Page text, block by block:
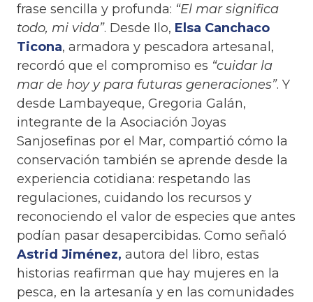
frase sencilla y profunda: “El mar significa
todo, mi vida”. Desde Ilo, Elsa Canchaco
Ticona, armadora y pescadora artesanal,
recordó que el compromiso es “cuidar la
mar de hoy y para futuras generaciones”. Y
desde Lambayeque, Gregoria Galán,
integrante de la Asociación Joyas
Sanjosefinas por el Mar, compartió cómo la
conservación también se aprende desde la
experiencia cotidiana: respetando las
regulaciones, cuidando los recursos y
reconociendo el valor de especies que antes
podían pasar desapercibidas. Como señaló
Astrid Jiménez, autora del libro, estas
historias reafirman que hay mujeres en la
pesca, en la artesanía y en las comunidades